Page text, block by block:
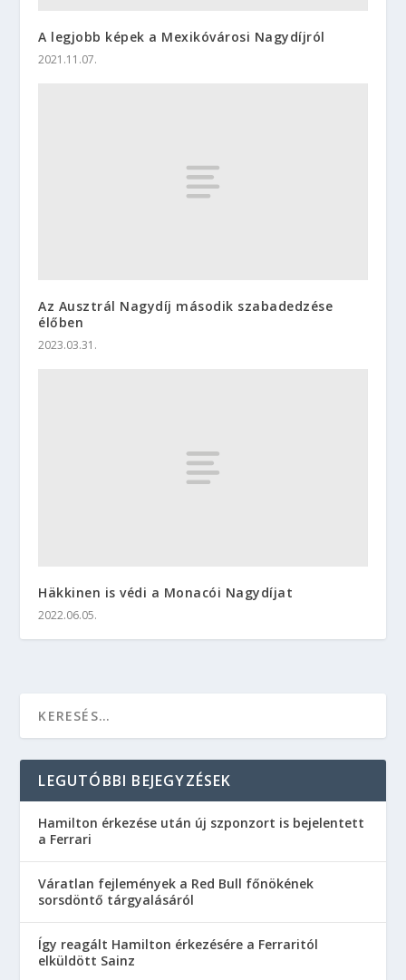
A legjobb képek a Mexikóvárosi Nagydíjról
2021.11.07.
Az Ausztrál Nagydíj második szabadedzése
élőben
2023.03.31.
Häkkinen is védi a Monacói Nagydíjat
2022.06.05.
LEGUTÓBBI BEJEGYZÉSEK
Hamilton érkezése után új szponzort is bejelentett
a Ferrari
Váratlan fejlemények a Red Bull főnökének
sorsdöntő tárgyalásáról
Így reagált Hamilton érkezésére a Ferraritól
elküldött Sainz